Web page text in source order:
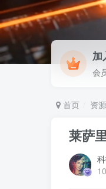
加
会
首页 资
莱萨